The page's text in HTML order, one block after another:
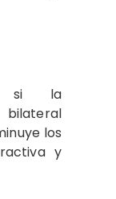
si la
bilateral
los
y